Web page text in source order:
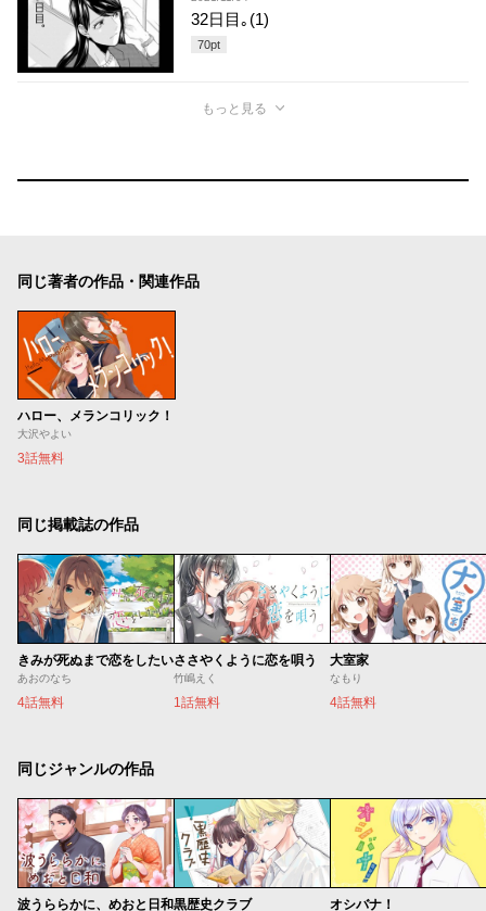
32日目｡(1)
70pt
もっと見る
同じ著者の作品・関連作品
ハロー、メランコリック！
大沢やよい
3話無料
同じ掲載誌の作品
きみが死ぬまで恋をしたい
あおのなち
4話無料
ささやくように恋を唄う
竹嶋えく
1話無料
大室家
なもり
4話無料
同じジャンルの作品
波うららかに、めおと日和黒歴史クラブ オシバナ！